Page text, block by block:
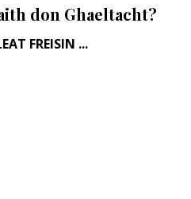
don Ghaeltacht?
FREISIN ...